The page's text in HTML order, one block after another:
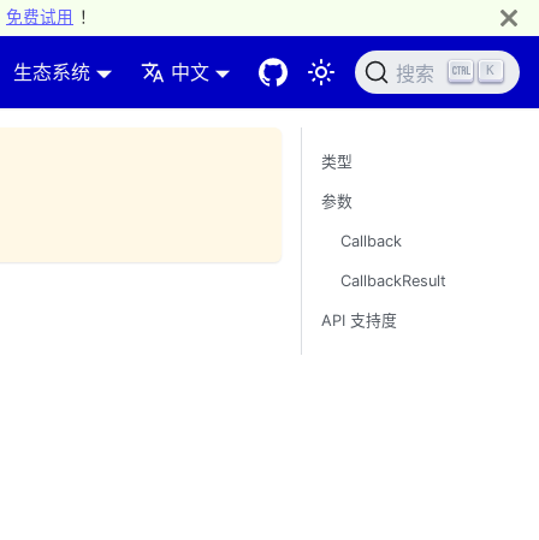
免费试用 ！
生态系统 中文 搜索 K
类型
参数
Callback
CallbackResult
API 支持度